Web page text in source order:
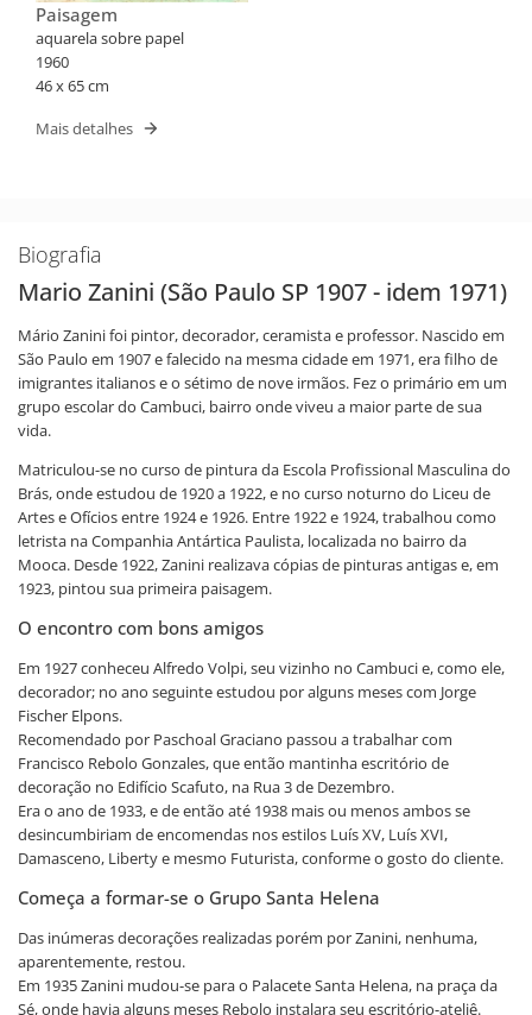
Paisagem
aquarela sobre papel
1960
46 x 65 cm
Mais detalhes
Biografia
Mario Zanini (São Paulo SP 1907 - idem 1971)
Mário Zanini foi pintor, decorador, ceramista e professor. Nascido em
São Paulo em 1907 e falecido na mesma cidade em 1971, era filho de
imigrantes italianos e o sétimo de nove irmãos. Fez o primário em um
grupo escolar do Cambuci, bairro onde viveu a maior parte de sua
vida.
Matriculou-se no curso de pintura da Escola Profissional Masculina do
Brás, onde estudou de 1920 a 1922, e no curso noturno do Liceu de
Artes e Ofícios entre 1924 e 1926. Entre 1922 e 1924, trabalhou como
letrista na Companhia Antártica Paulista, localizada no bairro da
Mooca. Desde 1922, Zanini realizava cópias de pinturas antigas e, em
1923, pintou sua primeira paisagem.
O encontro com bons amigos
Em 1927 conheceu Alfredo Volpi, seu vizinho no Cambuci e, como ele,
decorador; no ano seguinte estudou por alguns meses com Jorge
Fischer Elpons.
Recomendado por Paschoal Graciano passou a trabalhar com
Francisco Rebolo Gonzales, que então mantinha escritório de
decoração no Edifício Scafuto, na Rua 3 de Dezembro.
Era o ano de 1933, e de então até 1938 mais ou menos ambos se
desincumbiriam de encomendas nos estilos Luís XV, Luís XVI,
Damasceno, Liberty e mesmo Futurista, conforme o gosto do cliente.
Começa a formar-se o Grupo Santa Helena
Das inúmeras decorações realizadas porém por Zanini, nenhuma,
aparentemente, restou.
Em 1935 Zanini mudou-se para o Palacete Santa Helena, na praça da
Sé, onde havia alguns meses Rebolo instalara seu escritório-ateliê.